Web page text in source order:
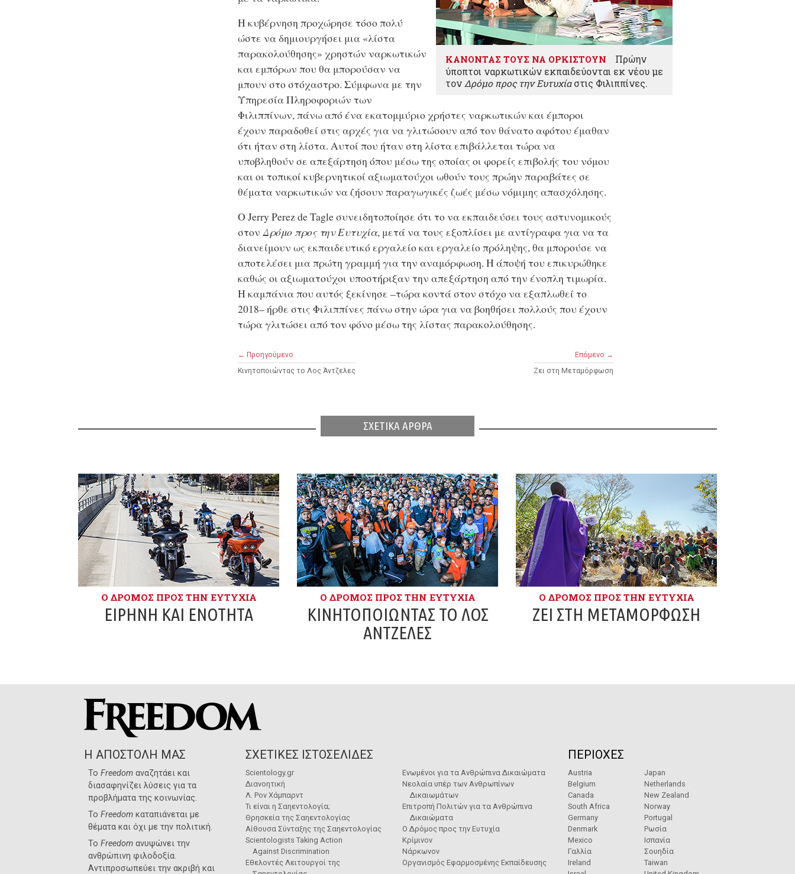
ΚΑΝΟΝΤΑΣ ΤΟΥΣ ΝΑ ΟΡΚΙΣΤΟΥΝ
Πρώην
ύποπτοι ναρκωτικών εκπαιδεύονται εκ νέου με
τον Δρόμο προς την Ευτυχίαστις Φιλιππίνες.
Η κυβέρνηση προχώρησε τόσο πολύ
ώστε να δημιουργήσει μια «λίστα
παρακολούθησης» χρηστών ναρκωτικών
και εμπόρων που θα μπορούσαν να
μπουν στο στόχαστρο. Σύμφωνα με την
Υπηρεσία Πληροφοριών των
Φιλιππίνων, πάνω από ένα εκατομμύριο χρήστες ναρκωτικών και έμποροι
έχουν παραδοθεί στις αρχές για να γλιτώσουν από τον θάνατο αφότου έμαθαν
ότι ήταν στη λίστα. Αυτοί που ήταν στη λίστα επιβάλλεται τώρα να
υποβληθούν σε απεξάρτηση όπου μέσω της οποίας οι φορείς επιβολής του νόμου
και οι τοπικοί κυβερνητικοί αξιωματούχοι ωθούν τους πρώην παραβάτες σε
θέματα ναρκωτικών να ζήσουν παραγωγικές ζωές μέσω νόμιμης απασχόλησης.
Ο Jerry Perez de Tagle συνειδητοποίησε ότι το να εκπαιδεύσει τους αστυνομικούς
στον Δρόμο προς την Ευτυχία, μετά να τους εξοπλίσει με αντίγραφα για να τα
διανείμουν ως εκπαιδευτικό εργαλείο και εργαλείο πρόληψης, θα μπορούσε να
αποτελέσει μια πρώτη γραμμή για την αναμόρφωση. Η άποψή του επικυρώθηκε
καθώς οι αξιωματούχοι υποστήριξαν την απεξάρτηση από την ένοπλη τιμωρία.
Η καμπάνια που αυτός ξεκίνησε –τώρα κοντά στον στόχο να εξαπλωθεί το
2018– ήρθε στις Φιλιππίνες πάνω στην ώρα για να βοηθήσει πολλούς που έχουν
τώρα γλιτώσει από τον φόνο μέσω της λίστας παρακολούθησης.
← Προηγούμενο
Κινητοποιώντας το Λος Άντζελες
Επόμενο →
Ζει στη Μεταμόρφωση
ΣΧΕΤΙΚΑ ΑΡΘΡΑ
Ο ΔΡΌΜΟΣ ΠΡΟΣ ΤΗΝ ΕΥΤΥΧΊΑ
ΕΙΡΉΝΗ ΚΑΙ ΕΝΌΤΗΤΑ
Ο ΔΡΌΜΟΣ ΠΡΟΣ ΤΗΝ ΕΥΤΥΧΊΑ
ΚΙΝΗΤΟΠΟΙΏΝΤΑΣ ΤΟ ΛΟΣ
ΆΝΤΖΕΛΕΣ
Ο ΔΡΌΜΟΣ ΠΡΟΣ ΤΗΝ ΕΥΤΥΧΊΑ
ΖΕΙ ΣΤΗ ΜΕΤΑΜΌΡΦΩΣΗ
Η ΑΠΟΣΤΟΛΗ ΜΑΣ
ΤοFreedom αναζητάει και
διασαφηνίζει λύσεις για τα
προβλήματα της κοινωνίας.
ΤοFreedom καταπιάνεται με
θέματα και όχι με την πολιτική.
ΤοFreedom ανυψώνει την
ανθρώπινη φιλοδοξία.
Αντιπροσωπεύει την ακριβή και
ΣΧΕΤΙΚΕΣ ΙΣΤΟΣΕΛΙΔΕΣ
Scientology.gr
Διανοητική
Λ. Ρον Χάμπαρντ
Τι είναι η Σαηεντολογία;
Θρησκεία της Σαηεντολογίας
Αίθουσα Σύνταξης της Σαηεντολογίας
Scientologists Taking Action
Against Discrimination
Εθελοντές Λειτουργοί της
Ενωμένοι για τα Ανθρώπινα Δικαιώματα
Νεολαία υπέρ των Ανθρωπίνων
Δικαιωμάτων
Επιτροπή Πολιτών για τα Ανθρώπινα
Δικαιώματα
Ο Δρόμος προς την Ευτυχία
Κρίμινον
Νάρκωνον
Οργανισμός Εφαρμοσμένης Εκπαίδευσης
ΠΕΡΙΟΧΕΣ
Austria
Belgium
Canada
South Africa
Germany
Denmark
Mexico
Γαλλία
Ireland
Japan
Netherlands
New Zealand
Norway
Portugal
Ρωσία
Ισπανία
Σουηδία
Taiwan